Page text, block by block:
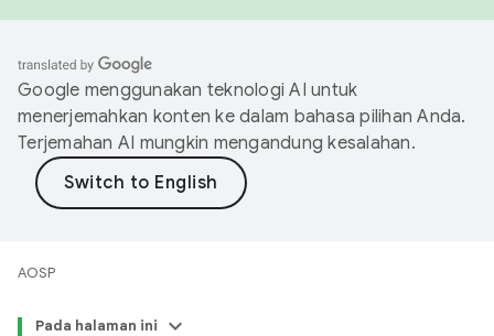
Google menggunakan teknologi AI untuk
menerjemahkan konten ke dalam bahasa pilihan Anda.
Terjemahan AI mungkin mengandung kesalahan.
AOSP
Pada halaman ini